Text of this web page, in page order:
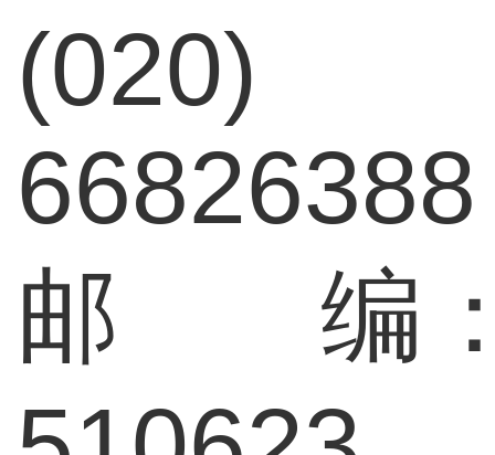
(020)
66826388
邮 编